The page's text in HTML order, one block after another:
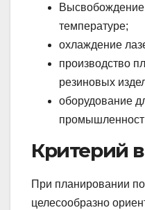
Высвобождение
температуре;
охлаждение
производство
резиновых
оборудование
Критерий
При планировании
целесообразно